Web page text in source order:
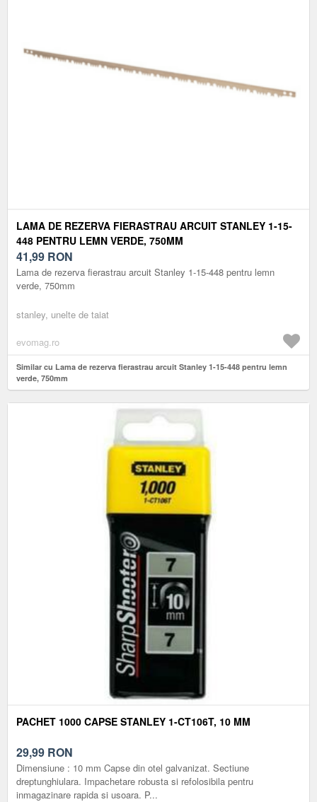
LAMA DE REZERVA FIERASTRAU ARCUIT STANLEY 1-15-
448 PENTRU LEMN VERDE, 750MM
41,99 RON
Lama de rezerva fierastrau arcuit Stanley 1-15-448 pentru lemn
verde, 750mm
stanley, unelte de taiat
evomag.ro
Similar cu Lama de rezerva fierastrau arcuit Stanley 1-15-448 pentru lemn
verde, 750mm
PACHET 1000 CAPSE STANLEY 1-CT106T, 10 MM
29,99 RON
Dimensiune : 10 mm Capse din otel galvanizat. Sectiune
dreptunghiulara. Impachetare robusta si refolosibila pentru
inmagazinare rapida si usoara. P...